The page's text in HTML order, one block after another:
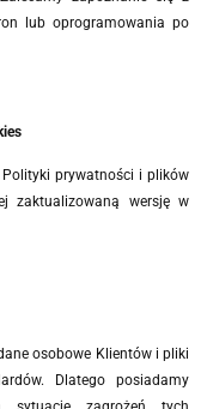
lub oprogramowania po
prywatności i plików
zaktualizowaną wersję w
osobowe Klientów i pliki
Dlatego posiadamy